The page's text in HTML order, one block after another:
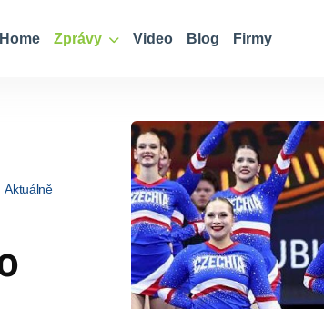
Home Zprávy Video Blog Firmy
Aktuálně